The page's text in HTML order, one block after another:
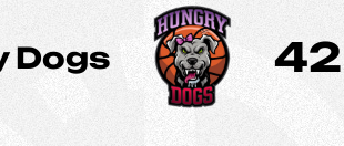
Dogs 42